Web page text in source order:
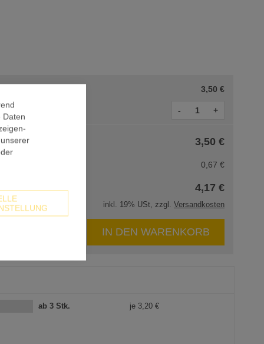
Daten
3,50 €
- +
3,50 €
0,67 €
4,17 €
inkl. 19% USt, zzgl. Versandkosten
IN DEN WARENKORB
ab 3 Stk. je 3,20 €